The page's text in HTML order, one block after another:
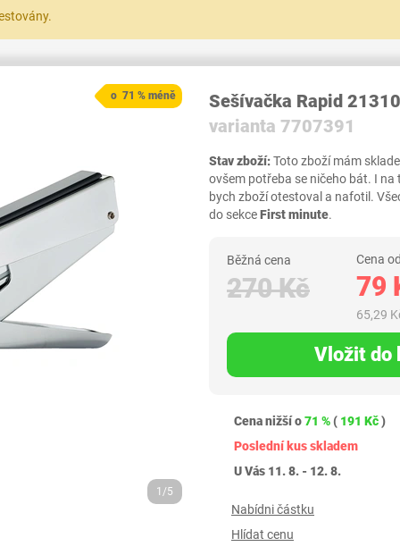
1/5
o 71 % méně
Sešívačka Rapid
varianta 7707391
Stav zboží:Toto zboží mám
ovšem potřeba se ničeho bát. I
bych zboží otestoval a nafotil.
do sekceFirst minute.
Běžná cena
270 Kč
Cena
79
65,29
Vložit do
Cena nižší o71 % ( 191 Kč)
Poslední kus skladem
U Vás 11. 8. - 12. 8.
Nabídni částku
Hlídat cenu